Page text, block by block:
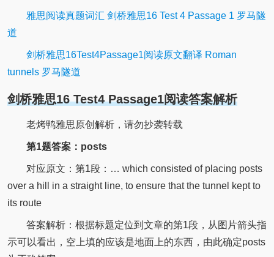
雅思阅读真题词汇 剑桥雅思16 Test 4 Passage 1 罗马隧
道
剑桥雅思16Test4Passage1阅读原文翻译 Roman
tunnels 罗马隧道
剑桥雅思16 Test4 Passage1阅读答案解析
老烤鸭雅思原创解析，请勿抄袭转载
第1题答案：posts
对应原文：第1段：… which consisted of placing posts
over a hill in a straight line, to ensure that the tunnel kept to
its route
答案解析：根据标题定位到文章的第1段，从图片箭头指
示可以看出，空上填的应该是地面上的东西，由此确定posts